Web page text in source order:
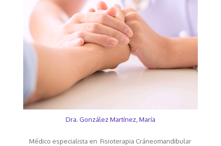
Dra. González Martínez, María
Médico especialista en Fisioterapia Cráneomandibular